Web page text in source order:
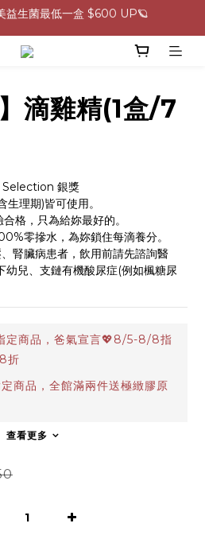
品滿$2000結帳88折💖
品滿$2000結帳88折💖
滴雞精(1盒/7
銀獎
理期)皆可使用。
格，只為給妳最好的。
零摻水，為妳鎖住每滴養分。
腎臟病患者，飲用前請先諮詢醫
幼兒、支鏈有機酸尿症(例如楓糖尿
定商品，爸氣宣言💖8/5-8/8指
折
商品，全館滿兩件送極緻膠原
查看更多